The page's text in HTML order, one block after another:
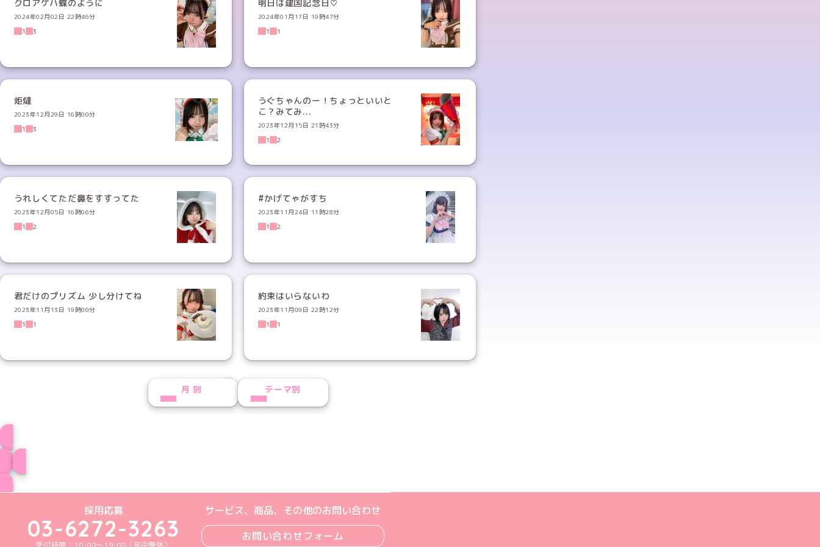
クロアゲハ蝶のように
2024年02月02日 22時46分
1
3
明日は建国記念日♡
2024年01月17日 19時47分
1
1
炬燵
2023年12月29日 16時00分
1
3
うぐちゃんのー！ちょっといいと
こ？みてみ...
2023年12月15日 21時43分
1
2
うれしくてただ鼻をすすってた
2023年12月05日 16時06分
1
2
#かげてゃがすち
2023年11月24日 11時28分
1
2
君だけのプリズム 少し分けてね
2023年11月13日 19時00分
1
1
約束はいらないわ
2023年11月09日 22時12分
1
1
NEXT
月別 テーマ別
めいどりーみんTikTok公式アカウント
めいどりーみんX公式アカウント
めいどりーみんInstagram公式アカウント
めいどりーみんFacebook公式アカウント
めいどりーみんYouTube公式アカウント
採用応募
03-6272-3263
サービス、商品、その他のお問い合わせ
お問い合わせフォーム